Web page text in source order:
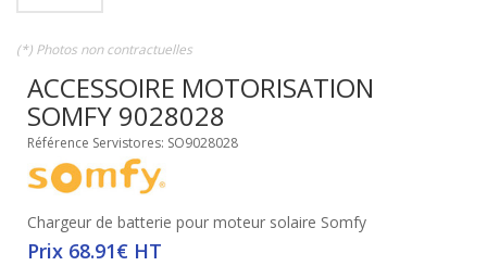
(*) Photos non contractuelles
ACCESSOIRE MOTORISATION
SOMFY 9028028
Référence Servistores: SO9028028
Chargeur de batterie pour moteur solaire Somfy
Prix 68.91€ HT